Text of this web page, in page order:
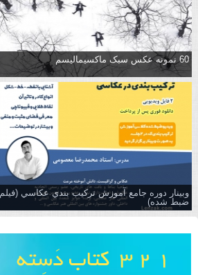
60 نمونه عکس سبک ماکسیمالیسم
وبینار دوره جامع آموزش تركيب بندي عكاسي (فیلم
ضبط شده)